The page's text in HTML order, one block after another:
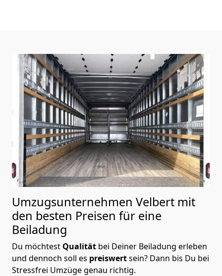
Umzugsunternehmen Velbert mit
den besten Preisen für eine
Beiladung
Du möchtest Qualität bei Deiner Beiladung erleben
und dennoch soll es preiswertsein? Dann bis Du bei
Stressfrei Umzüge genau richtig.